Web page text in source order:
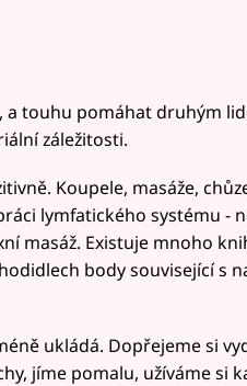
touhu pomáhat druhým
záležitosti.
Koupele, masáže,
lymfatického systému -
masáž. Existuje mnoho
body související s
ukládá. Dopřejeme si
jíme pomalu, užíváme si